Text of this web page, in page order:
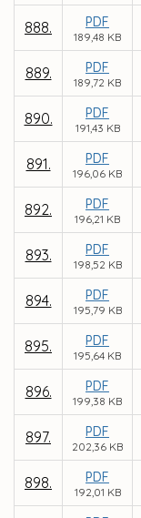
888. PDF
189,48 KB
889. PDF
189,72 KB
890. PDF
191,43 KB
891. PDF
196,06 KB
892. PDF
196,21 KB
893. PDF
198,52 KB
894. PDF
195,79 KB
895. PDF
195,64 KB
896. PDF
199,38 KB
897. PDF
202,36 KB
898. PDF
192,01 KB